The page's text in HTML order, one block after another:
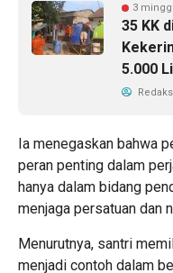
3
35 KK
5.000
Ia menegaskan bahwa
peran penting dalam
hanya dalam bidang
menjaga persatuan dan
Menurutnya, santri
menjadi contoh dalam